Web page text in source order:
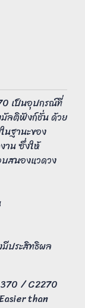
เป็นอุปกรณ์ที่
มัลติฟังก์ชั่น ด้วย
นฐานะของ
าน ซึ่งให้
สนองแวดวง
ประสิทธิผล
/ C2270
than